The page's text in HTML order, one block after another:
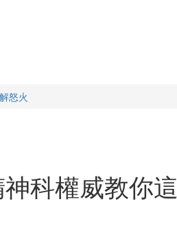
怒火
科權威教你這